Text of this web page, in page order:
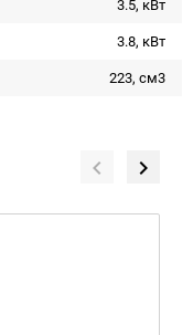
3.5, кВт
3.8, кВт
223, см3